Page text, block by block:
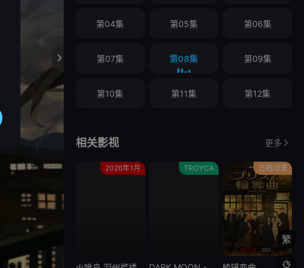

第04集 第05集 第06集
第07集 第08集 第09集
第10集 第11集 第12集
相关影视 更多
2026年1月 TROYCA 日韩动漫
繁
